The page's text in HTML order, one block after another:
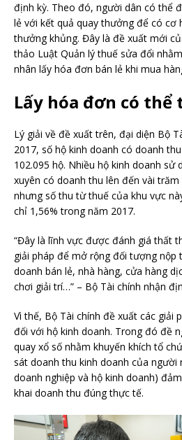
định kỳ. Theo đó, người dân có thể
lẻ với kết quả quay thưởng để có cơ
thưởng khủng. Đây là đề xuất mới
thảo Luật Quản lý thuế sửa đổi
nhân lấy hóa đơn bán lẻ khi mua
Lấy hóa đơn có
Lý giải về đề xuất trên, đại diện Bộ
2017, số hộ kinh doanh có doanh
102.095 hộ. Nhiều hộ kinh doanh
xuyên có doanh thu lên đến vài
nhưng số thu từ thuế của khu vực
chỉ 1,56% trong năm 2017.
“Đây là lĩnh vực được đánh giá thất
giải pháp để mở rộng đối tượng nộp
doanh bán lẻ, nhà hàng, cửa hàng
chơi giải trí…” – Bộ Tài chính nhận
Vì thế, Bộ Tài chính đề xuất các giải
đối với hộ kinh doanh. Trong đó đề
quay xổ số nhằm khuyến khích tổ
sát doanh thu kinh doanh của người
doanh nghiệp và hộ kinh doanh)
khai doanh thu đúng thực tế.